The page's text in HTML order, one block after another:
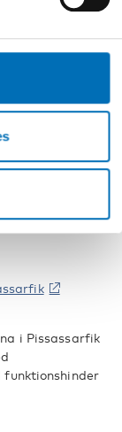
Deras
med
är en enhet
i Pissassarfik
funktionshinder